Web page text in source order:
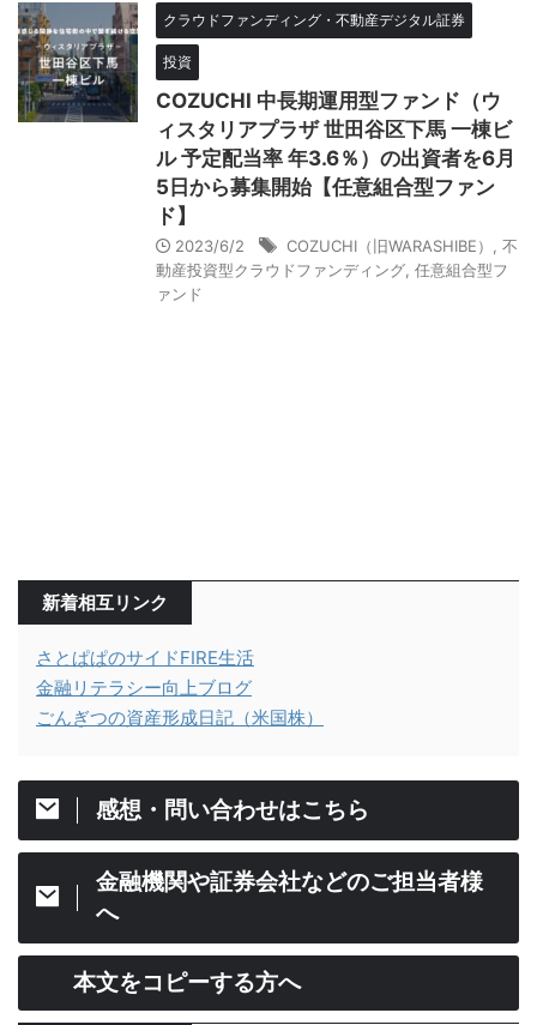
クラウドファンディング・不動産デジタル証券
投資
COZUCHI 中長期運用型ファンド（ウ
ィスタリアプラザ 世田谷区下馬 一棟ビ
ル 予定配当率 年3.6％）の出資者を6月
5日から募集開始【任意組合型ファン
ド】
2023/6/2 COZUCHI（旧WARASHIBE）
不
動産投資型クラウドファンディング 任意組合型フ
ァンド
新着相互リンク
さとぱぱのサイドFIRE生活
金融リテラシー向上ブログ
ごんぎつの資産形成日記（米国株）
感想・問い合わせはこちら
金融機関や証券会社などのご担当者様
へ
本文をコピーする方へ